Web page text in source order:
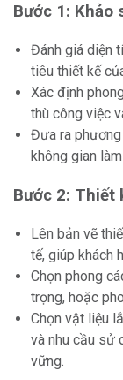
Bước 1: Khảo
Đánh giá diện
tiêu thiết kế
Xác định
thù công việc
Đưa ra
không gian
Bước 2: Thiết
Lên bản vẽ
tế, giúp khách
Chọn phong
trọng, hoặc
Chọn vật liệu
và nhu cầu sử
vững.